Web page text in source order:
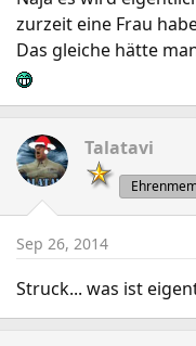
zurzeit eine Frau
Das gleiche hätte
Talatavi
Sep 26, 2014
Struck... was ist